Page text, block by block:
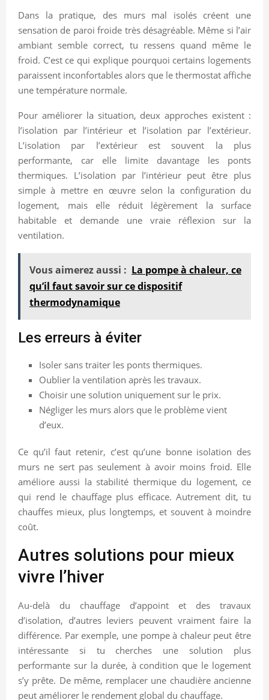
Dans la pratique, des murs mal isolés créent une
sensation de paroi froide très désagréable. Même si l’air
ambiant semble correct, tu ressens quand même le
froid. C’est ce qui explique pourquoi certains logements
paraissent inconfortables alors que le thermostat affiche
une température normale.
Pour améliorer la situation, deux approches existent :
l’isolation par l’intérieur et l’isolation par l’extérieur.
L’isolation par l’extérieur est souvent la plus
performante, car elle limite davantage les ponts
thermiques. L’isolation par l’intérieur peut être plus
simple à mettre en œuvre selon la configuration du
logement, mais elle réduit légèrement la surface
habitable et demande une vraie réflexion sur la
ventilation.
Vous aimerez aussi : La pompe à chaleur, ce
qu’il faut savoir sur ce dispositif
thermodynamique
Les erreurs à éviter
Isoler sans traiter les ponts thermiques.
Oublier la ventilation après les travaux.
Choisir une solution uniquement sur le prix.
Négliger les murs alors que le problème vient
d’eux.
Ce qu’il faut retenir, c’est qu’une bonne isolation des
murs ne sert pas seulement à avoir moins froid. Elle
améliore aussi la stabilité thermique du logement, ce
qui rend le chauffage plus efficace. Autrement dit, tu
chauffes mieux, plus longtemps, et souvent à moindre
coût.
Autres solutions pour mieux
vivre l’hiver
Au-delà du chauffage d’appoint et des travaux
d’isolation, d’autres leviers peuvent vraiment faire la
différence. Par exemple, une pompe à chaleur peut être
intéressante si tu cherches une solution plus
performante sur la durée, à condition que le logement
s’y prête. De même, remplacer une chaudière ancienne
peut améliorer le rendement global du chauffage.